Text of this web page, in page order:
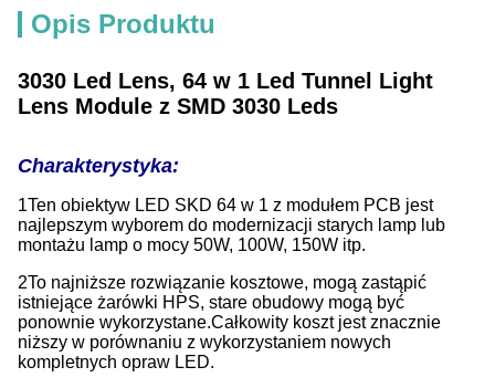
Opis Produktu
3030 Led Lens, 64 w 1 Led Tunnel Light
Lens Module z SMD 3030 Leds
Charakterystyka:
1Ten obiektyw LED SKD 64 w 1 z modułem PCB jest
najlepszym wyborem do modernizacji starych lamp lub
montażu lamp o mocy 50W, 100W, 150W itp.
2To najniższe rozwiązanie kosztowe, mogą zastąpić
istniejące żarówki HPS, stare obudowy mogą być
ponownie wykorzystane.Całkowity koszt jest znacznie
niższy w porównaniu z wykorzystaniem nowych
kompletnych opraw LED.